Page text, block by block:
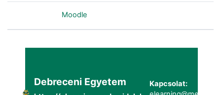
Moodle
Debreceni Egyetem
Kapcsolat: